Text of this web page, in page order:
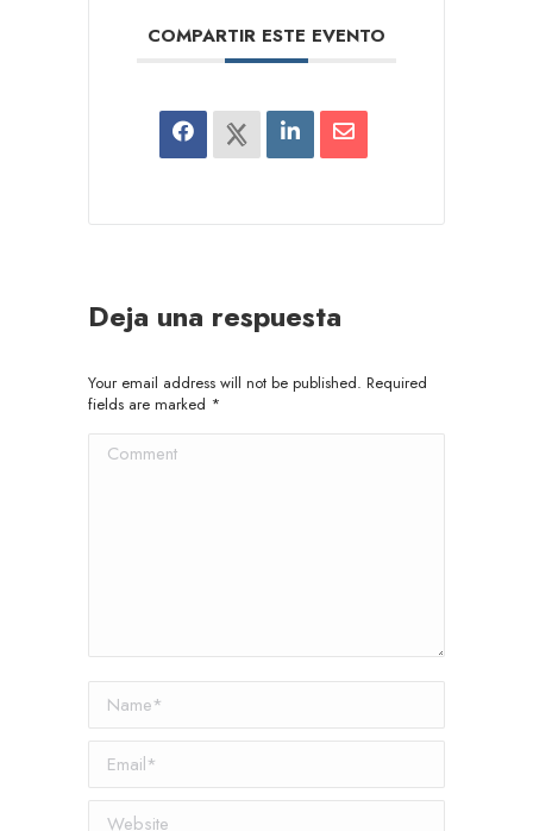
COMPARTIR ESTE EVENTO
Deja una respuesta
Your email address will not be published. Required
fields are marked *
Comment
Name *
Email *
Website